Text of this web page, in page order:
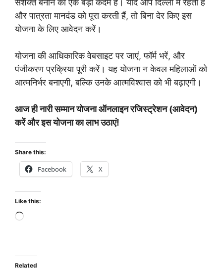
सशक्त बनाने का एक बड़ा कदम है। यदि आप दिल्ली में रहती हैं
और पात्रता मानदंड को पूरा करती हैं, तो बिना देर किए इस
योजना के लिए आवेदन करें।
योजना की आधिकारिक वेबसाइट पर जाएं, फॉर्म भरें, और
पंजीकरण प्रक्रिया पूरी करें। यह योजना न केवल महिलाओं को
आत्मनिर्भर बनाएगी, बल्कि उनके आत्मविश्वास को भी बढ़ाएगी।
आज हीनारी सम्मान योजना ऑनलाइन रजिस्ट्रेशन(आवेदन)
करें और इस योजना का लाभ उठाएं!
Share this:
Facebook X
Like this:
Loading…
Related